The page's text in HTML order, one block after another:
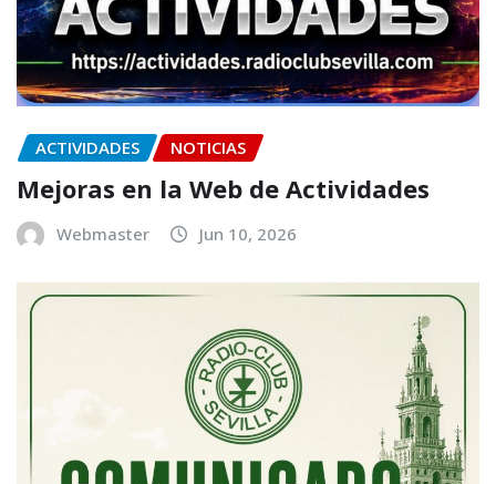
ACTIVIDADES NOTICIAS
Mejoras en la Web de Actividades
Webmaster Jun 10, 2026